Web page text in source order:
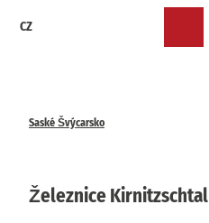
CZ
Saské Švýcarsko
Železnice Kirnitzschtal